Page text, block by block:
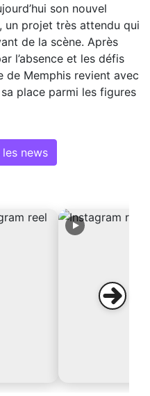
son nouvel
un projet très attendu qui
de la scène. Après
l’absence et les défis
de Memphis revient avec
place parmi les figures
news